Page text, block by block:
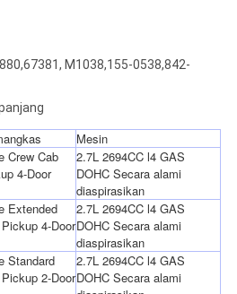
M1038,155-0538,842-
Mesin
Crew Cab
4-Door
2.7L 2694CC l4 GAS
DOHC Secara alami
diaspirasikan
Extended
4-Door
2.7L 2694CC l4 GAS
DOHC Secara alami
diaspirasikan
Standard
2-Door
2.7L 2694CC l4 GAS
DOHC Secara alami